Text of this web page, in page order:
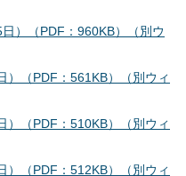
）（PDF：960KB）（別ウ
（PDF：561KB）（別ウィ
（PDF：510KB）（別ウィ
（PDF：512KB）（別ウィ